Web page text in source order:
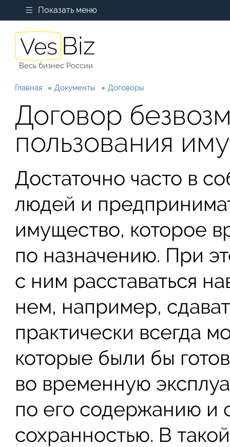
Показать меню
Весь бизнес России
Главная Документы Договоры
Договор
пользования
Достаточно часто в
людей и
имущество, которое
по назначению. При
с ним расставаться
нем, например,
практически всегда
которые были бы
во временную
по его содержанию и
сохранностью. В